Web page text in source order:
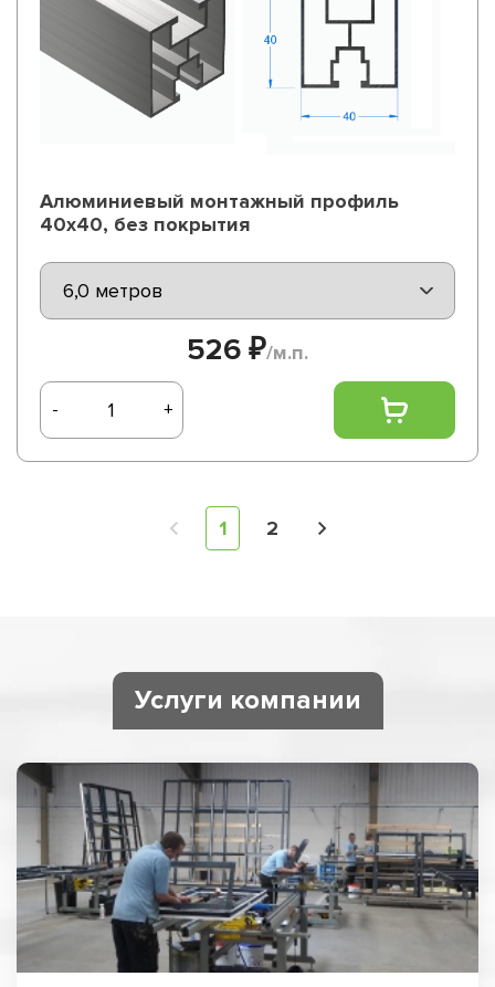
Алюминиевый монтажный профиль
40х40, без покрытия
526 ₽/м.п.
- +
1 2
Услуги компании